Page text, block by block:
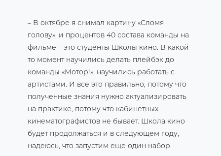
– В октябре я снимал картину «Сломя
голову», и процентов 40 состава команды на
фильме – это студенты Школы кино. В какой-
то момент научились делать плейбэк до
команды «Мотор!», научились работать с
артистами. И все это правильно, потому что
полученные знания нужно актуализировать
на практике, потому что кабинетных
кинематографистов не бывает. Школа кино
будет продолжаться и в следующем году,
надеюсь, что запустим еще один набор.